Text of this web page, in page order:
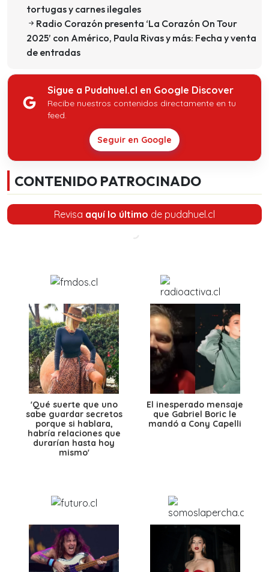
tortugas y carnes ilegales
Radio Corazón presenta ‘La Corazón On Tour
2025’ con Américo, Paula Rivas y más: Fecha y venta
de entradas
Sigue a Pudahuel.cl en Google Discover
Recibe nuestros contenidos directamente en tu
feed.
Seguir en Google
CONTENIDO PATROCINADO
Revisa aquí lo último de pudahuel.cl
'Qué suerte que uno
sabe guardar secretos
porque si hablara,
habría relaciones que
durarían hasta hoy
mismo'
El inesperado mensaje
que Gabriel Boric le
mandó a Cony Capelli